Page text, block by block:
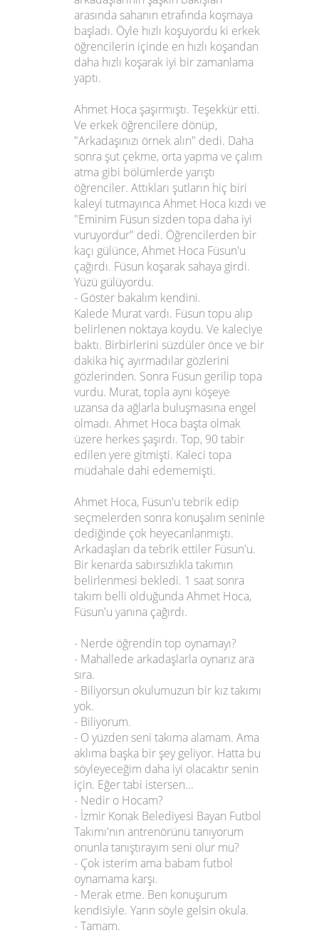
arasında sahanın etrafında koşmaya
başladı. Öyle hızlı koşuyordu ki erkek
öğrencilerin içinde en hızlı koşandan
daha hızlı koşarak iyi bir zamanlama
yaptı.
Ahmet Hoca şaşırmıştı. Teşekkür etti.
Ve erkek öğrencilere dönüp,
"Arkadaşınızı örnek alın" dedi. Daha
sonra şut çekme, orta yapma ve çalım
atma gibi bölümlerde yarıştı
öğrenciler. Attıkları şutların hiç biri
kaleyi tutmayınca Ahmet Hoca kızdı ve
"Eminim Füsun sizden topa daha iyi
vuruyordur" dedi. Öğrencilerden bir
kaçı gülünce, Ahmet Hoca Füsun'u
çağırdı. Füsun koşarak sahaya girdi.
Yüzü gülüyordu.
- Göster bakalım kendini.
Kalede Murat vardı. Füsun topu alıp
belirlenen noktaya koydu. Ve kaleciye
baktı. Birbirlerini süzdüler önce ve bir
dakika hiç ayırmadılar gözlerini
gözlerinden. Sonra Füsun gerilip topa
vurdu. Murat, topla aynı köşeye
uzansa da ağlarla buluşmasına engel
olmadı. Ahmet Hoca başta olmak
üzere herkes şaşırdı. Top, 90 tabir
edilen yere gitmişti. Kaleci topa
müdahale dahi edememişti.
Ahmet Hoca, Füsun'u tebrik edip
seçmelerden sonra konuşalım seninle
dediğinde çok heyecanlanmıştı.
Arkadaşları da tebrik ettiler Füsun'u.
Bir kenarda sabırsızlıkla takımın
belirlenmesi bekledi. 1 saat sonra
takım belli olduğunda Ahmet Hoca,
Füsun'u yanına çağırdı.
- Nerde öğrendin top oynamayı?
- Mahallede arkadaşlarla oynarız ara
sıra.
- Biliyorsun okulumuzun bir kız takımı
yok.
- Biliyorum.
- O yüzden seni takıma alamam. Ama
aklıma başka bir şey geliyor. Hatta bu
söyleyeceğim daha iyi olacaktır senin
için. Eğer tabi istersen...
- Nedir o Hocam?
- İzmir Konak Belediyesi Bayan Futbol
Takımı'nın antrenörünü tanıyorum
onunla tanıştırayım seni olur mu?
- Çok isterim ama babam futbol
oynamama karşı.
- Merak etme. Ben konuşurum
kendisiyle. Yarın söyle gelsin okula.
- Tamam.